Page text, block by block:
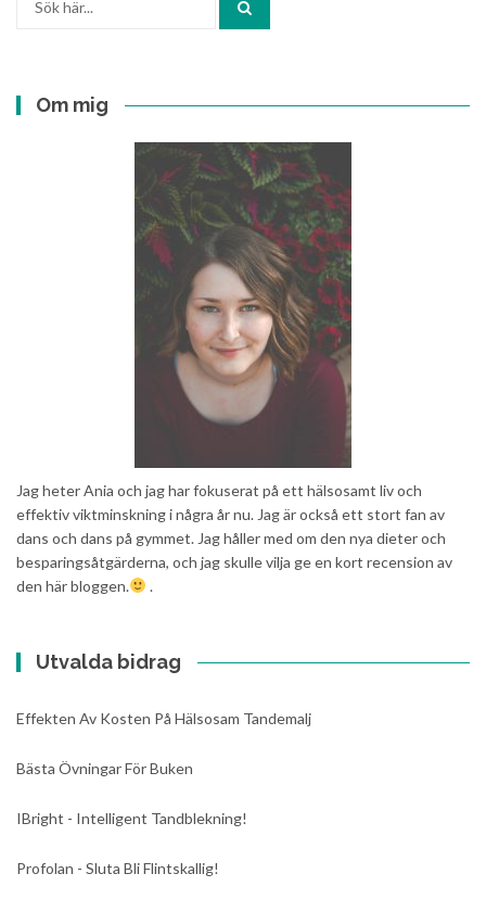
Om mig
Jag heter Ania och jag har fokuserat på ett hälsosamt liv och
effektiv viktminskning i några år nu. Jag är också ett stort fan av
dans och dans på gymmet. Jag håller med om den nya dieter och
besparingsåtgärderna, och jag skulle vilja ge en kort recension av
den här bloggen.
.
Utvalda bidrag
Effekten Av Kosten På Hälsosam Tandemalj
Bästa Övningar För Buken
IBright - Intelligent Tandblekning!
Profolan - Sluta Bli Flintskallig!